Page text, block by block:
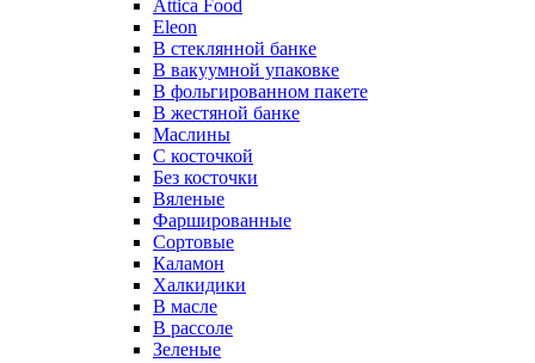
Attica Food
Eleon
В стеклянной банке
В вакуумной упаковке
В фольгированном пакете
В жестяной банке
Маслины
С косточкой
Без косточки
Вяленые
Фаршированные
Сортовые
Каламон
Халкидики
В масле
В рассоле
Зеленые